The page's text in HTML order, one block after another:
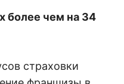
более чем на 34
страховки